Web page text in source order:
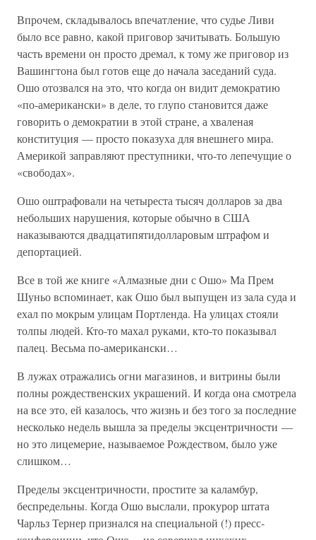
Впрочем, складывалось впечатление, что судье Ливи
было все равно, какой приговор зачитывать. Большую
часть времени он просто дремал, к тому же приговор из
Вашингтона был готов еще до начала заседаний суда.
Ошо отозвался на это, что когда он видит демократию
«по-американски» в деле, то глупо становится даже
говорить о демократии в этой стране, а хваленая
конституция — просто показуха для внешнего мира.
Америкой заправляют преступники, что-то лепечущие о
«свободах».
Ошо оштрафовали на четыреста тысяч долларов за два
небольших нарушения, которые обычно в США
наказываются двадцатипятидолларовым штрафом и
депортацией.
Все в той же книге «Алмазные дни с Ошо» Ма Прем
Шуньо вспоминает, как Ошо был выпущен из зала суда и
ехал по мокрым улицам Портленда. На улицах стояли
толпы людей. Кто-то махал руками, кто-то показывал
палец. Весьма по-американски…
В лужах отражались огни магазинов, и витрины были
полны рождественских украшений. И когда она смотрела
на все это, ей казалось, что жизнь и без того за последние
несколько недель вышла за пределы эксцентричности —
но это лицемерие, называемое Рождеством, было уже
слишком…
Пределы эксцентричности, простите за каламбур,
беспредельны. Когда Ошо выслали, прокурор штата
Чарльз Тернер признался на специальной (!) пресс-